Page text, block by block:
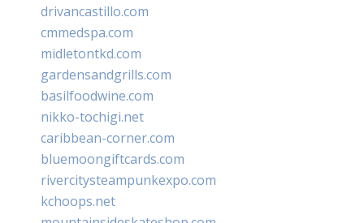
drivancastillo.com
cmmedspa.com
midletontkd.com
gardensandgrills.com
basilfoodwine.com
nikko-tochigi.net
caribbean-corner.com
bluemoongiftcards.com
rivercitysteampunkexpo.com
kchoops.net